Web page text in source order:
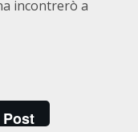
incontrerò a
Post